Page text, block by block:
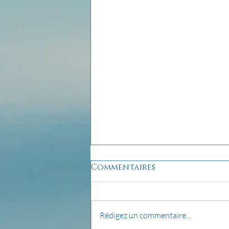
pensée du jour...
Commentaires
Rédigez un commentaire...